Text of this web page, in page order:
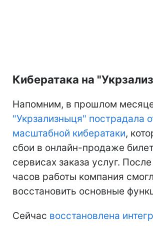
Кибератака на
Напомним, в прошлом
"Укрзализныця" пострадала
масштабной кибератаки,
сбои в онлайн-продаже
сервисах заказа услуг.
часов работы компания
восстановить основные
Сейчас восстановлена